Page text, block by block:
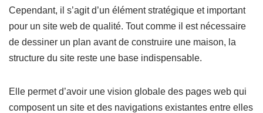
Cependant, il s’agit d’un élément stratégique et important
pour un site web de qualité. Tout comme il est nécessaire
de dessiner un plan avant de construire une maison, la
structure du site reste une base indispensable.
Elle permet d’avoir une vision globale des pages web qui
composent un site et des navigations existantes entre elles